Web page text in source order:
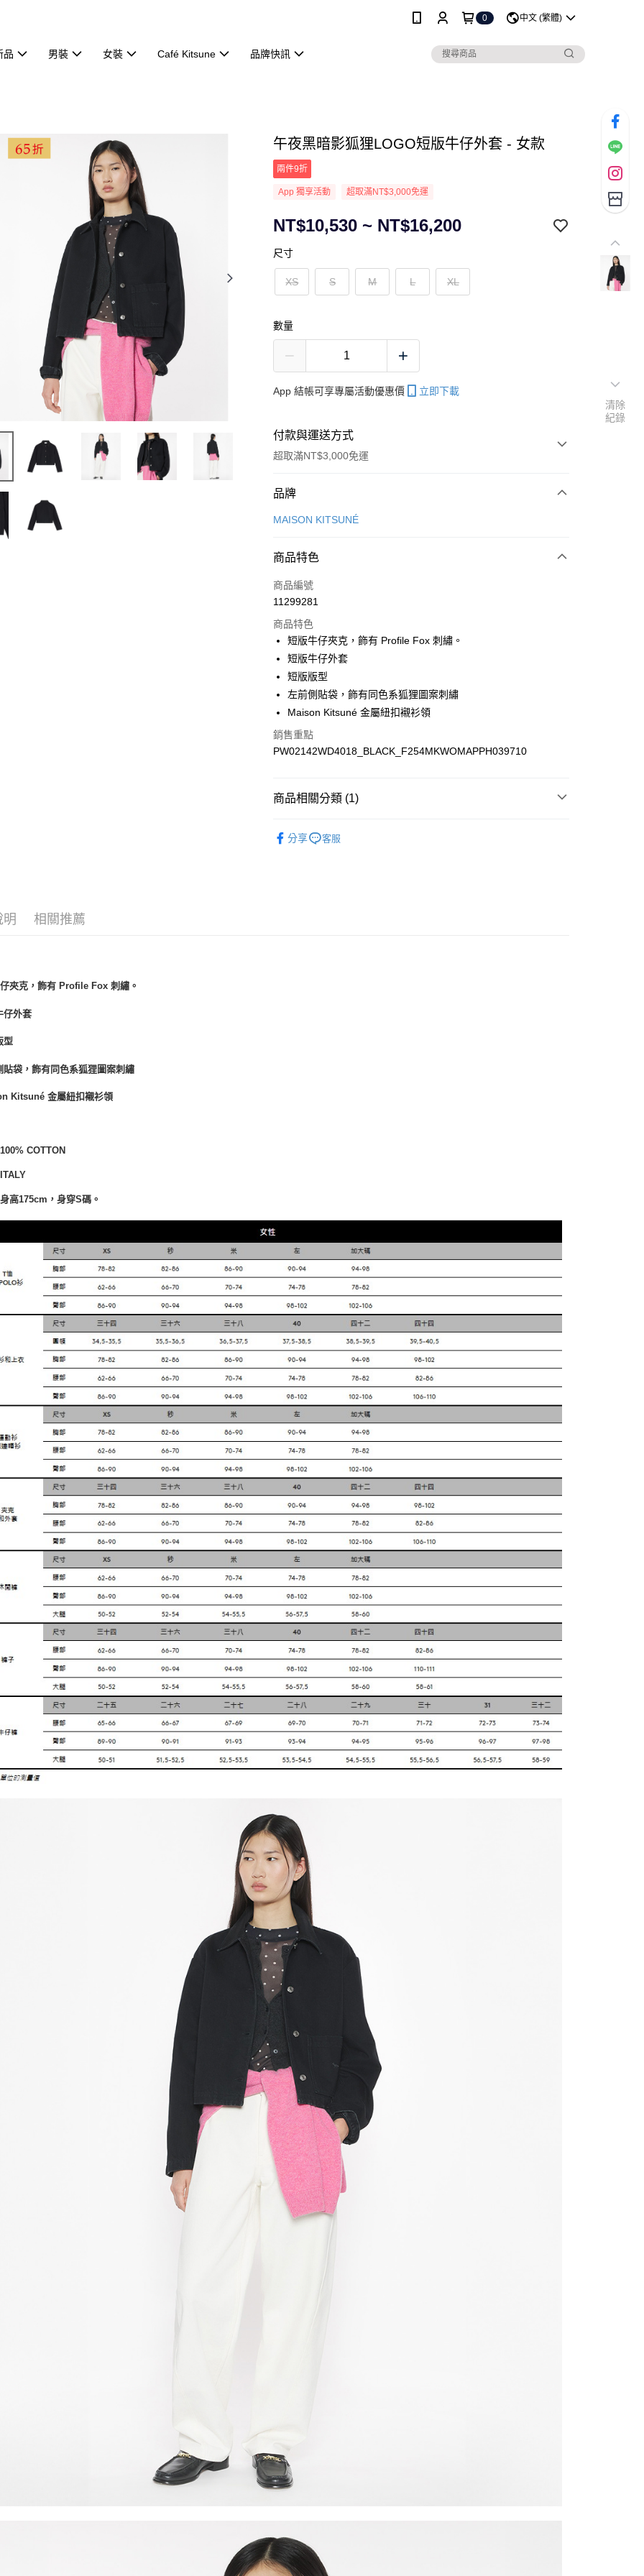
0 中文 (繁體)
品 男裝 女裝 Café Kitsune 品牌快訊
午夜黑暗影狐狸LOGO短版牛仔外套 - 女款
兩件9折
App 獨享活動 超取滿NT$3,000免運
NT$10,530 ~ NT$16,200
尺寸
XS S M L XL
數量
App 結帳可享專屬活動優惠價 立即下載
付款與運送方式
超取滿NT$3,000免運
付款方式
信用卡一次付款
運送方式
付款後全家取貨
每筆NT$100，滿NT$3,000(含以上)免運費
付款後萊爾富取貨
每筆NT$100
付款後7-11取貨
每筆NT$100，滿NT$3,000(含以上)免運費
每筆NT$100，滿NT$3,000(含以上)免運費
品牌
MAISON KITSUNÉ
商品特色
商品編號
11299281
商品特色
短版牛仔夾克，飾有 Profile Fox 刺繡。
短版牛仔外套
短版版型
左前側貼袋，飾有同色系狐狸圖案刺繡
Maison Kitsuné 金屬紐扣襯衫領
銷售重點
PW02142WD4018_BLACK_F254MKWOMAPPH039710
商品相關分類 (1)
分享
客服
明 相關推薦
夾克，飾有 Profile Fox 刺繡。
仔外套
型
貼袋，飾有同色系狐狸圖案刺繡
Kitsuné 金屬紐扣襯衫領
100% COTTON
高175cm，身穿S碼。
清除
紀錄